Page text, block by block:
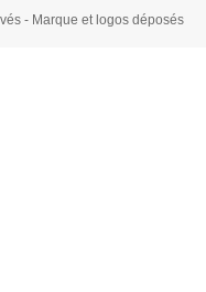
- Marque et logos déposés